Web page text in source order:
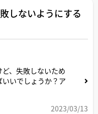
しないようにする
、失敗しないため
いでしょうか？ア
2023/03/13